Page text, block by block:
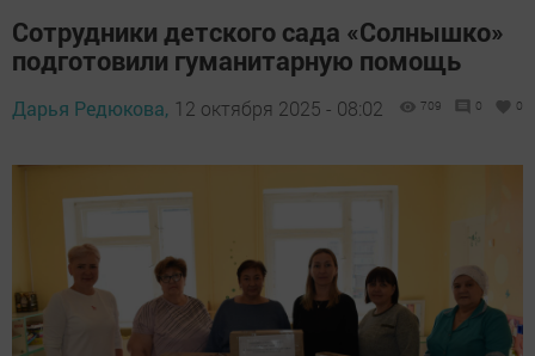
Сотрудники детского сада «Солнышко»
подготовили гуманитарную помощь
Дарья Редюкова, 12 октября 2025 - 08:02 709 0 0